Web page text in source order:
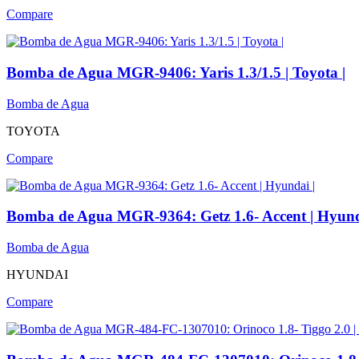
Compare
Bomba de Agua MGR-9406: Yaris 1.3/1.5 | Toyota |
Bomba de Agua
TOYOTA
Compare
Bomba de Agua MGR-9364: Getz 1.6- Accent |
Bomba de Agua
HYUNDAI
Compare